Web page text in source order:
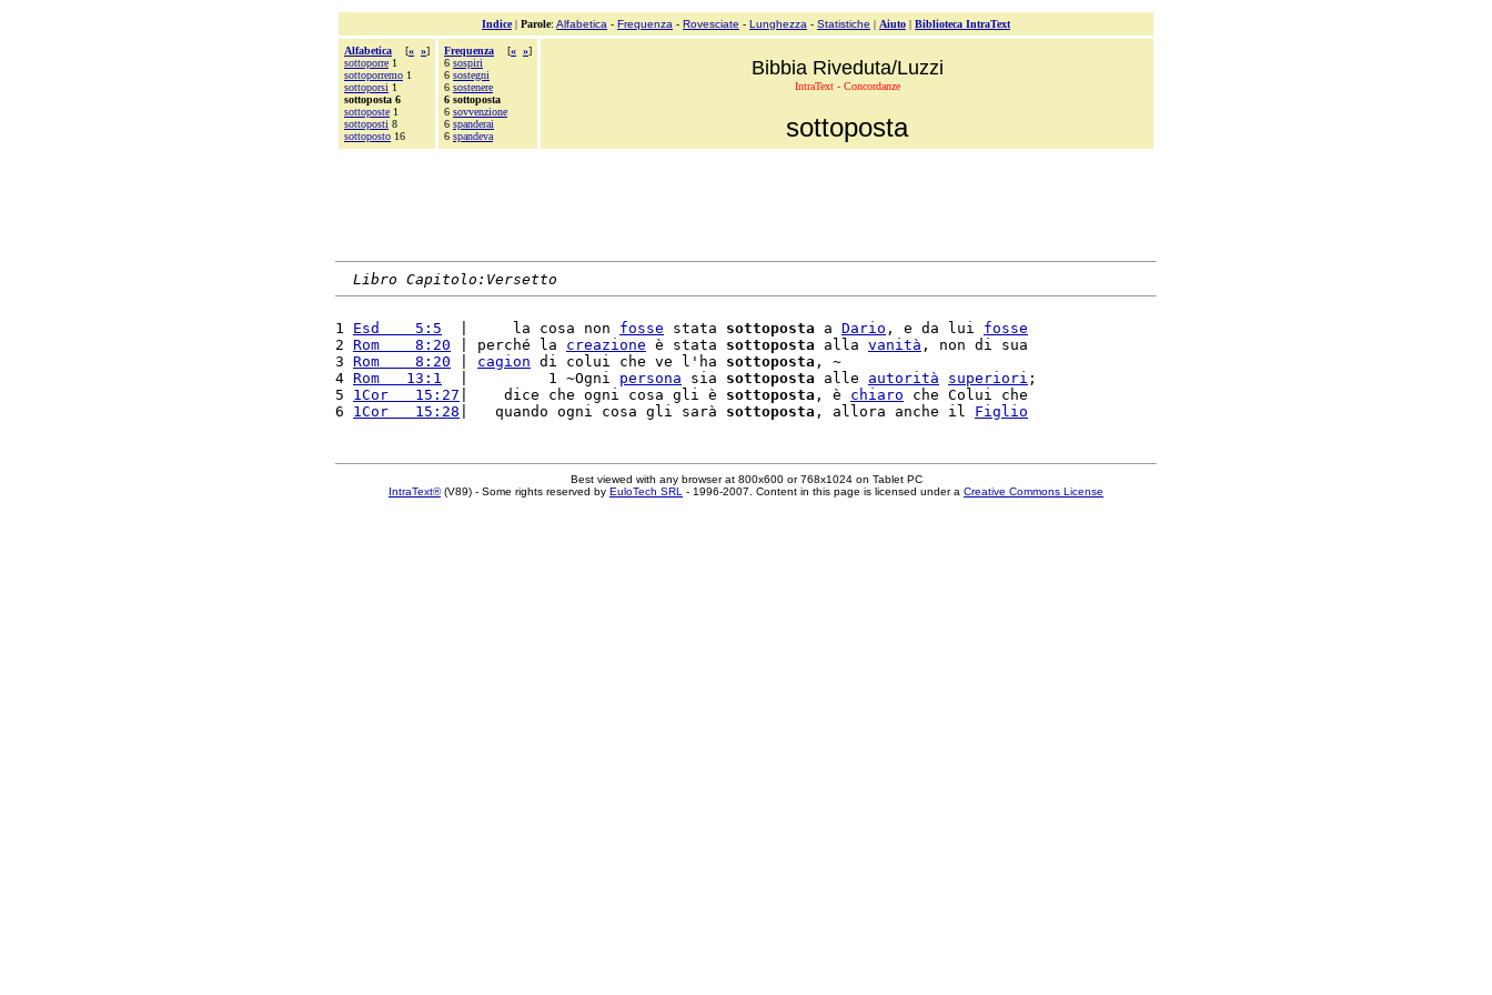
Indice| Parole: Alfabetica - Frequenza - Rovesciate - Lunghezza - Statistiche | Aiuto | Biblioteca IntraText
Alfabetica [« »]
sottoporre 1
sottoporremo 1
sottoporsi 1
sottoposta 6
sottoposte 1
sottoposti 8
sottoposto 16
Frequenza [« »]
6 sospiri
6 sostegni
6 sostenere
6 sottoposta
6 sovvenzione
6 spanderai
6 spandeva
Bibbia Riveduta/Luzzi
IntraText - Concordanze
sottoposta
Libro Capitolo:Versetto
1 Esd    5:5
  |     la cosa non
fosse stata sottoposta a Dario , e da lui fosse
2 Rom    8:20 | perché la creazione è stata sottoposta alla vanità , non di sua
3 Rom    8:20 cagion di colui che ve l'ha sottoposta , ~
4 Rom   13:1
  |         1 ~Ogni
persona sia sottoposta alle autorità superiori ;
5 1Cor   15:27 |    dice che ogni cosa gli è sottoposta , è chiaro che Colui che
6 1Cor   15:28 |   quando ogni cosa gli sarà sottoposta , allora anche il Figlio
Best viewed with any browser at 800x600 or 768x1024 on Tablet PC
IntraText®(V89) - Some rights reserved by EuloTech SRL - 1996-2007. Content in this page is licensed under a Creative Commons License